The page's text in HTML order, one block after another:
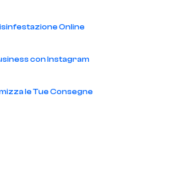
Online
con Instagram
le Tue Consegne